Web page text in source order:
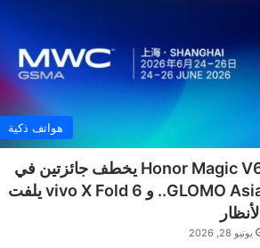
هواتف ذكية
Honor Magic V6 يخطف جائزتين في
GLOMO Asia.. و vivo X Fold 6 يلفت
الأنظار
يونيو 28, 2026